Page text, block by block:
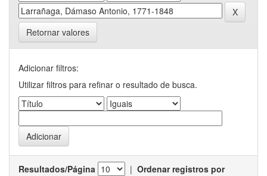
Retornar valores
Adicionar filtros:
Utilizar filtros para refinar o resultado de busca.
Resultados/Página | Ordenar registros por